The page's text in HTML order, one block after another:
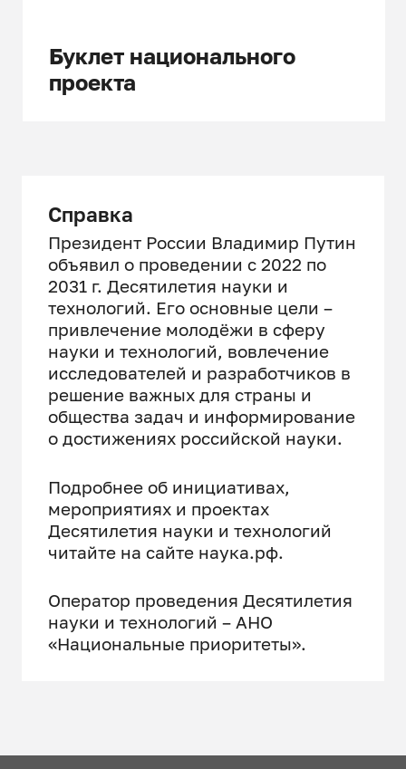
Буклет национального
проекта
Справка
Президент России Владимир Путин
объявил о проведении с 2022 по
2031 г. Десятилетия науки и
технологий. Его основные цели –
привлечение молодёжи в сферу
науки и технологий, вовлечение
исследователей и разработчиков в
решение важных для страны и
общества задач и информирование
о достижениях российской науки.
Подробнее об инициативах,
мероприятиях и проектах
Десятилетия науки и технологий
читайте на сайте наука.рф.
Оператор проведения Десятилетия
науки и технологий – АНО
«Национальные приоритеты».